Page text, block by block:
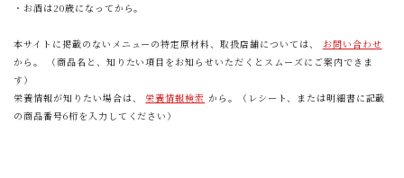
・お酒は20歳になってから。
本サイトに掲載のないメニューの特定原材料、取扱店舗については、 お問い合わせ
から。 （商品名と、知りたい項目をお知らせいただくとスムーズにご案内できま
す）
栄養情報が知りたい場合は、 栄養情報検索 から。（レシート、または明細書に記載
の商品番号6桁を入力してください）